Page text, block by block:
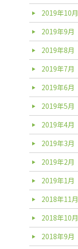
2019年10月
2019年9月
2019年8月
2019年7月
2019年6月
2019年5月
2019年4月
2019年3月
2019年2月
2019年1月
2018年11月
2018年10月
2018年9月